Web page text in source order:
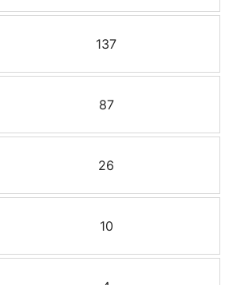
137
87
26
10